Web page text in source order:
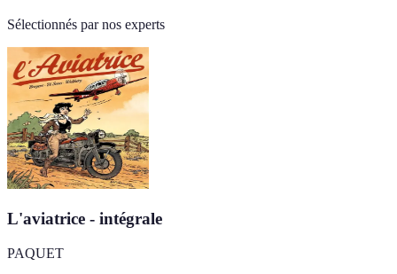
Sélectionnés par nos experts
L'aviatrice - intégrale
PAQUET